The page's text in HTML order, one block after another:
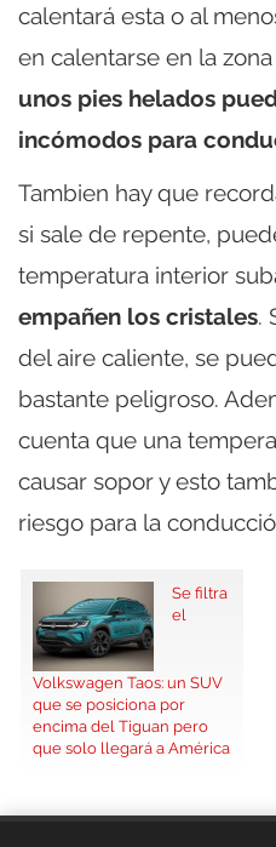
calentará esta o al
en calentarse en la
unos pies helados
incómodos para
Tambien hay que
si sale de repente,
temperatura interior
empañen los cristales.
del aire caliente, se
bastante peligroso.
cuenta que una
causar sopor y esto
riesgo para la
Se filtra
el
Volkswagen Taos: un SUV
que se posiciona por
encima del Tiguan pero
que solo llegará a América